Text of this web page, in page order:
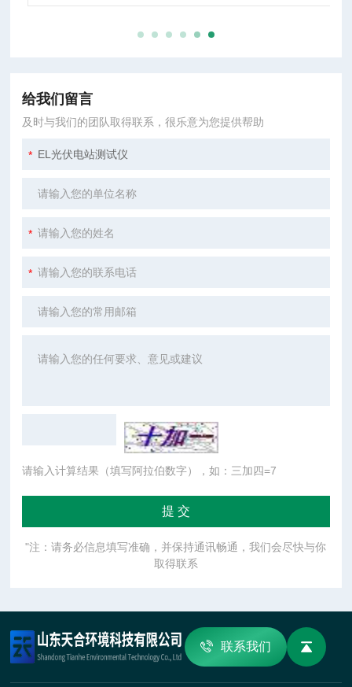
给我们留言
及时与我们的团队取得联系，很乐意为您提供帮助
请输入计算结果（填写阿拉伯数字），如：三加四=7
"注：请务必信息填写准确，并保持通讯畅通，我们会尽快与你
取得联系
联系我们